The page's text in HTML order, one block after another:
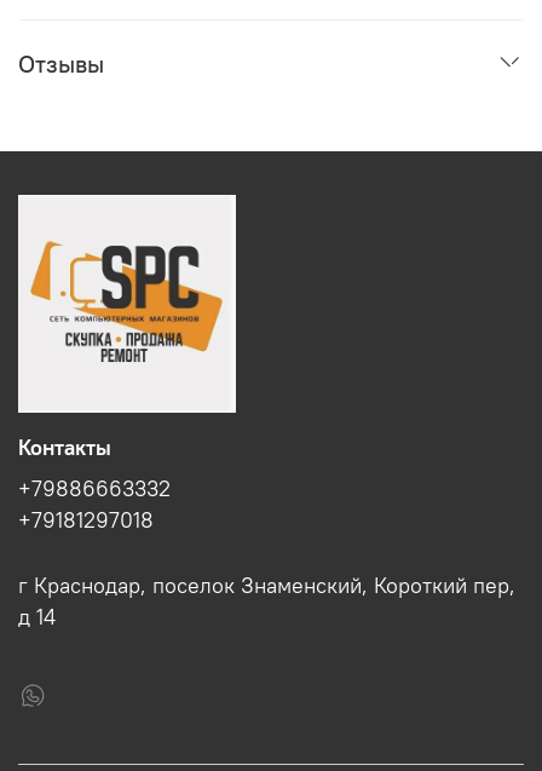
Отзывы
Контакты
+79886663332
+79181297018
г Краснодар, поселок Знаменский, Короткий пер,
д 14